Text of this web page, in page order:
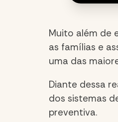
Muito além de
as famílias e
uma das
Diante dessa
dos sistemas
preventiva.